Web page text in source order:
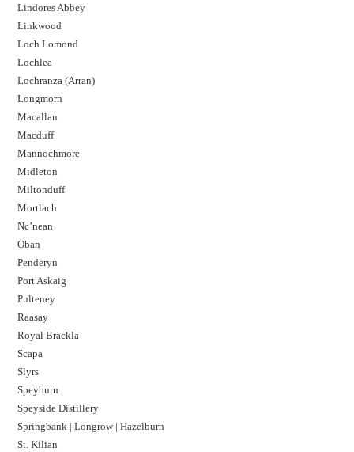
Lindores Abbey
Linkwood
Loch Lomond
Lochlea
Lochranza (Arran)
Longmorn
Macallan
Macduff
Mannochmore
Midleton
Miltonduff
Mortlach
Nc’nean
Oban
Penderyn
Port Askaig
Pulteney
Raasay
Royal Brackla
Scapa
Slyrs
Speyburn
Speyside Distillery
Springbank | Longrow | Hazelburn
St. Kilian